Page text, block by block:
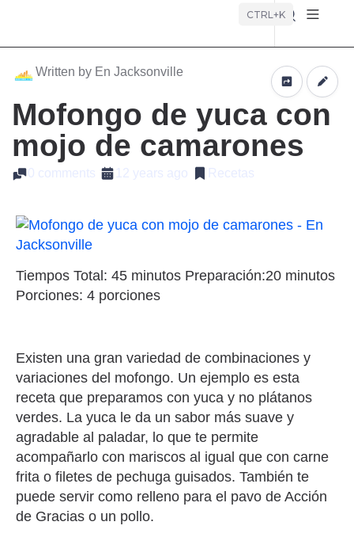
CTRL+K
Written by En Jacksonville
Mofongo de yuca con
mojo de camarones
0 comments 12 years ago Recetas
Tiempos Total: 45 minutos Preparación:20 minutos
Porciones: 4 porciones
Existen una gran variedad de combinaciones y
variaciones del mofongo. Un ejemplo es esta
receta que preparamos con yuca y no plátanos
verdes. La yuca le da un sabor más suave y
agradable al paladar, lo que te permite
acompañarlo con mariscos al igual que con carne
frita o filetes de pechuga guisados. También te
puede servir como relleno para el pavo de Acción
de Gracias o un pollo.